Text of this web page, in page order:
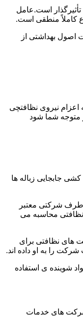
است.عامل
کاملاً منطقی است.
اصول بهداشتی از
اعزام نیروی نظافتچی
متوجه شما شود
جابجایی زباله ها
طرف شرکتی معتبر
نظافتی محاسبه می
های نظافتی برای
را به او داده اند.
شوینده ی استفاده
شرکت های خدمات